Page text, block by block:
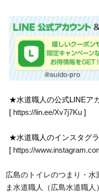
★水道職人の公式LINEア
[ https://lin.ee/Xv7j7Ku ]
★水道職人のインスタグ
[ https://
広島のトイレのつまり・
ま水道職人（広島水道職人